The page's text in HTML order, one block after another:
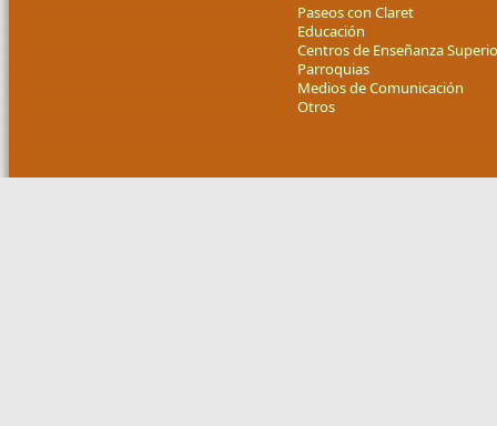
Paseos con Claret
Educación
Centros de Enseñanza
Parroquias
Medios de Comunicación
Otros